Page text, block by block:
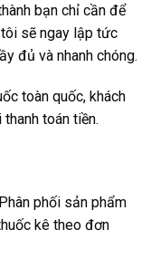
bạn chỉ cần để
sẽ ngay lập tức
đủ và nhanh chóng.
toàn quốc, khách
toán tiền.
phối sản phẩm
kê theo đơn